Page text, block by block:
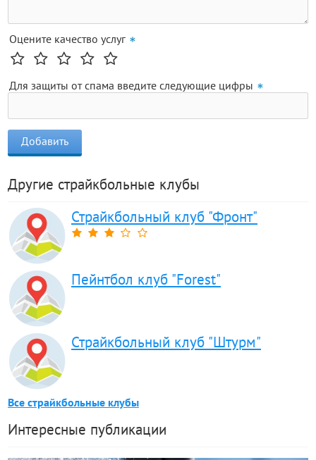
Оцените качество услуг
Для защиты от спама введите следующие цифры
Другие страйкбольные клубы
Страйкбольный клуб "Фронт"
Пейнтбол клуб "Forest"
Страйкбольный клуб "Штурм"
Все страйкбольные клубы
Интересные публикации